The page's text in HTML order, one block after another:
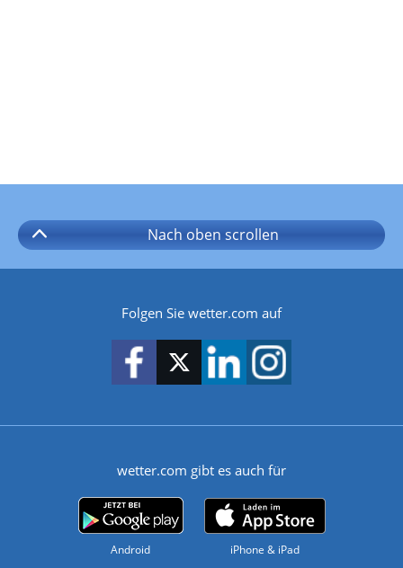
Nach oben scrollen
Folgen Sie wetter.com auf
wetter.com gibt es auch für
Android iPhone & iPad